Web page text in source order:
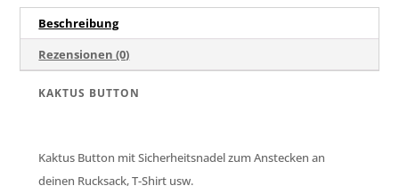
Beschreibung
Rezensionen (0)
KAKTUS BUTTON
Kaktus Button mit Sicherheitsnadel zum Anstecken an
deinen Rucksack, T-Shirt usw.